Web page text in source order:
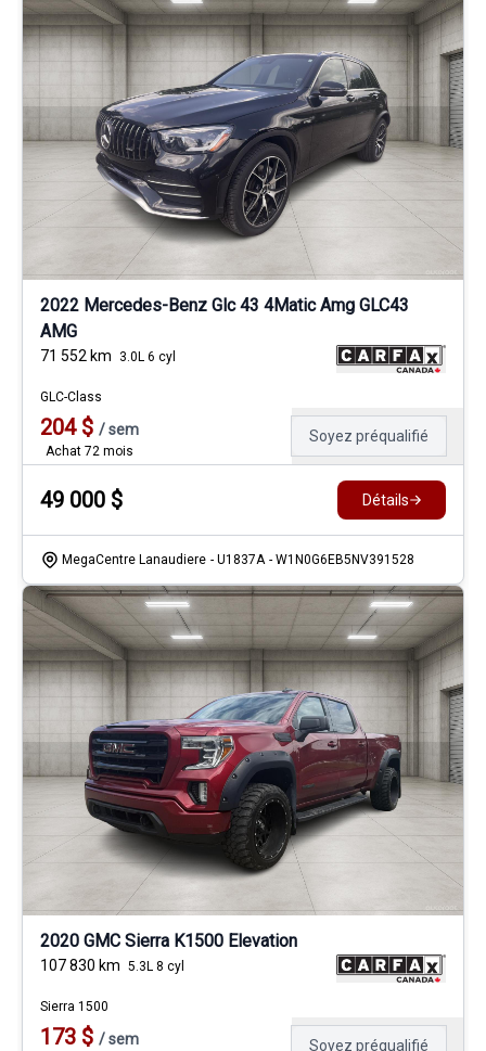
2022 Mercedes-Benz Glc 43 4Matic Amg GLC43
AMG
71 552 km 3.0L 6 cyl
GLC-Class
204$ /sem
Achat 72 mois
Soyez préqualifié
49 000 $ Détails
MegaCentre Lanaudiere - U1837A - W1N0G6EB5NV391528
2020 GMC Sierra K1500 Elevation
107 830 km 5.3L 8 cyl
Sierra 1500
173 $ /sem Soyez préqualifié